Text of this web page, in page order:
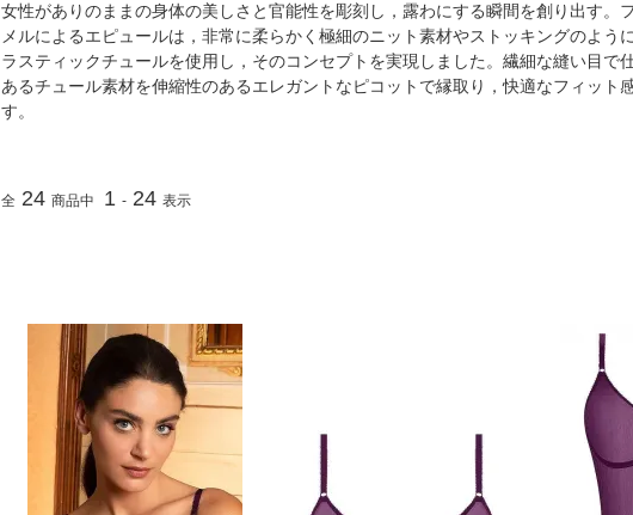
女性がありのままの身体の美しさと官能性を彫刻し，露わにする瞬間を創り出す。
メルによるエピュールは，非常に柔らかく極細のニット素材やストッキングのよう
ラスティックチュールを使用し，そのコンセプトを実現しました。繊細な縫い目で
あるチュール素材を伸縮性のあるエレガントなピコットで縁取り，快適なフィット
す。
全 24 商品中 1 - 24 表示